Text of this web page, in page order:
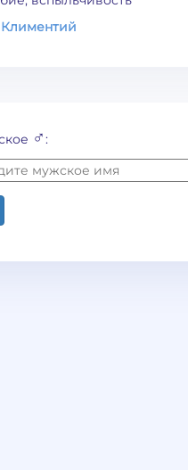
Климентий
♂: